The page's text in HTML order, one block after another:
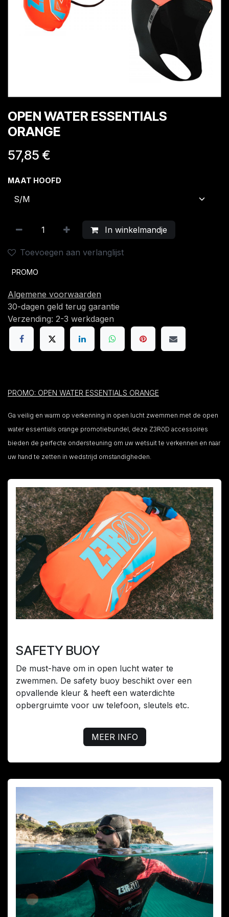
OPEN WATER ESSENTIALS
ORANGE
57,85 €
MAAT HOOFD
In winkelmandje
Toevoegen aan verlanglijst
PROMO
Algemene voorwaarden
30-dagen geld terug garantie
Verzending: 2-3 werkdagen
PROMO: OPEN WATER ESSENTIALS ORANGE
Ga veilig en warm op verkenning in open lucht zwemmen met de open
water essentials orange promotiebundel, deze Z3R0D accessoires
bieden de perfecte ondersteuning om uw wetsuit te verkennen en naar
uw hand te zetten in wedstrijd omstandigheden.
SAFETY BUOY
De must-have om in open lucht water te
zwemmen. De safety buoy beschikt over een
opvallende kleur & heeft een waterdichte
opbergruimte voor uw telefoon, sleutels etc.
MEER INFO